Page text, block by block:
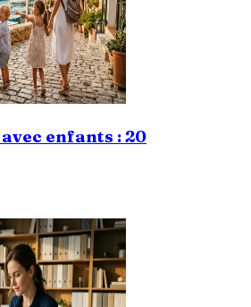
enfants : 20